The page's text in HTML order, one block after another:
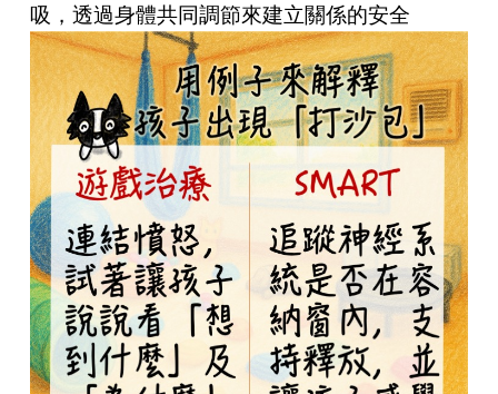
吸，透過身體共同調節來建立關係的安全